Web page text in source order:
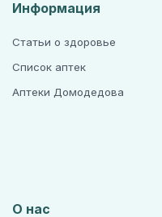
Информация
Статьи о здоровье
Список аптек
Аптеки Домодедова
О нас